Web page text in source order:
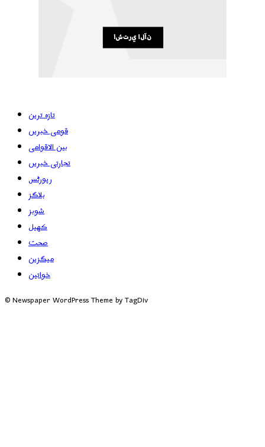
تازہ ترین
قومی خبریں
بین الاقوامی
تجارتی خبریں
رپورٹس
بلاگز
شوبز
کھیل
صحت
میگزین
خواتین
© Newspaper WordPress Theme by TagDiv